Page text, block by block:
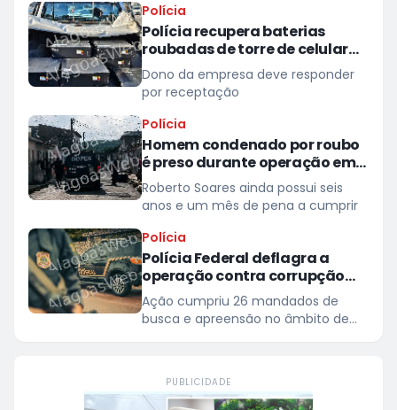
Polícia
Polícia recupera baterias
roubadas de torre de celular
em provedor de internet em
Teotônio Vilela
Dono da empresa deve responder
por receptação
Polícia
Homem condenado por roubo
é preso durante operação em
São Miguel dos Campos
Roberto Soares ainda possui seis
anos e um mês de pena a cumprir
Polícia
Polícia Federal deflagra a
operação contra corrupção
eleitoral em Alagoas
Ação cumpriu 26 mandados de
busca e apreensão no âmbito de
PUBLICIDADE